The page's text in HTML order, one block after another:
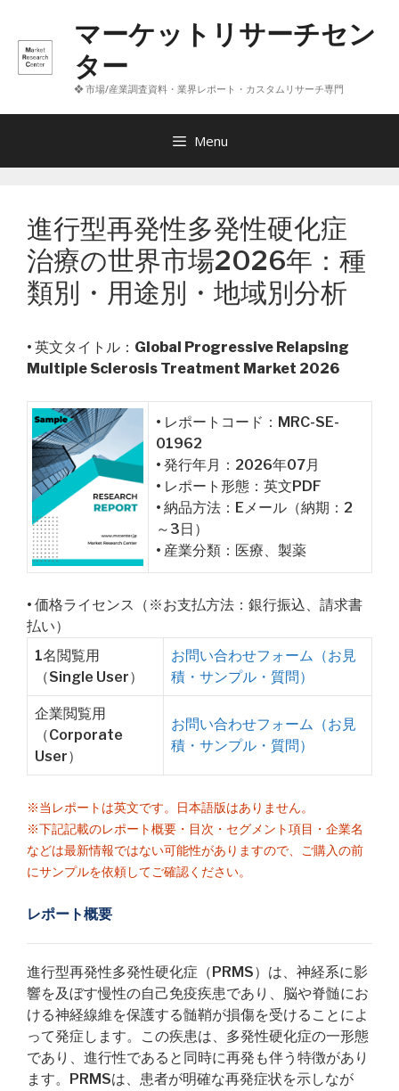
へ
マーケットリサーチセン
ター
❖ 市場/産業調査資料・業界レポート・カスタムリサーチ専門
Menu
進行型再発性多発性硬化症
治療の世界市場2026年：種
類別・用途別・地域別分析
• 英文タイトル： Global Progressive Relapsing
Multiple Sclerosis Treatment Market 2026
• レポートコード：MRC-SE-
01962
• 発行年月：2026年07月
• レポート形態：英文PDF
• 納品方法：Eメール（納期：2
～3日）
• 産業分類：医療、製薬
• 価格ライセンス（※お支払方法：銀行振込、請求書
払い）
1名閲覧用
（Single User）
お問い合わせフォーム（お見
積・サンプル・質問）
企業閲覧用
（Corporate
User）
お問い合わせフォーム（お見
積・サンプル・質問）
※当レポートは英文です。日本語版はありません。
※下記記載のレポート概要・目次・セグメント項目・企業名
などは最新情報ではない可能性がありますので、ご購入の前
にサンプルを依頼してご確認ください。
レポート概要
進行型再発性多発性硬化症（PRMS）は、神経系に影
響を及ぼす慢性の自己免疫疾患であり、脳や脊髄にお
ける神経線維を保護する髄鞘が損傷を受けることによ
って発症します。この疾患は、多発性硬化症の一形態
であり、進行性であると同時に再発も伴う特徴があり
ます。PRMSは、患者が明確な再発症状を示しなが